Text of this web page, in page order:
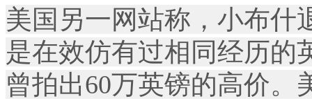
美国另一网站称，小布什
是在效仿有过相同经历的
曾拍出60万英镑的高价。